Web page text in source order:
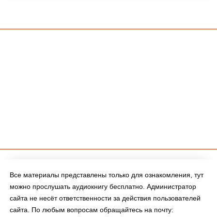
Все материалы представлены только для ознакомления, тут
можно прослушать аудиокнигу бесплатно. Администратор
сайта не несёт ответственности за действия пользователей
сайта. По любым вопросам обращайтесь на почту: